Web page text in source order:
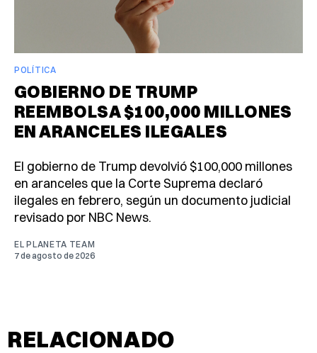
POLÍTICA
GOBIERNO DE TRUMP
REEMBOLSA $100,000 MILLONES
EN ARANCELES ILEGALES
El gobierno de Trump devolvió $100,000 millones
en aranceles que la Corte Suprema declaró
ilegales en febrero, según un documento judicial
revisado por NBC News.
EL PLANETA TEAM
7 de agosto de 2026
RELACIONADO